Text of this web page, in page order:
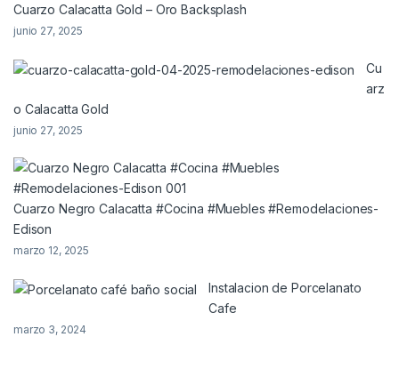
Cuarzo Calacatta Gold – Oro Backsplash
junio 27, 2025
Cu
arz
o Calacatta Gold
junio 27, 2025
Cuarzo Negro Calacatta #Cocina #Muebles #Remodelaciones-
Edison
marzo 12, 2025
Instalacion de Porcelanato
Cafe
marzo 3, 2024